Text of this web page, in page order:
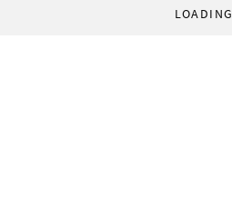
LOADING